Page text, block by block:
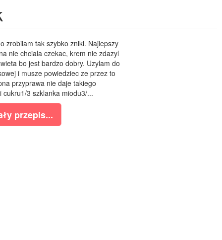
zrobilam tak szybko znikl. Najlepszy
nie chciala czekac, krem nie zdazyl
bo jest bardzo dobry. Uzylam do
i musze powiedziec ze przez to
przyprawa nie daje takiego
3 szklanka miodu3/...
przepis...